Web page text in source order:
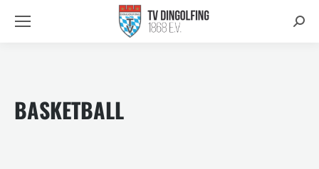
BASKETBALL